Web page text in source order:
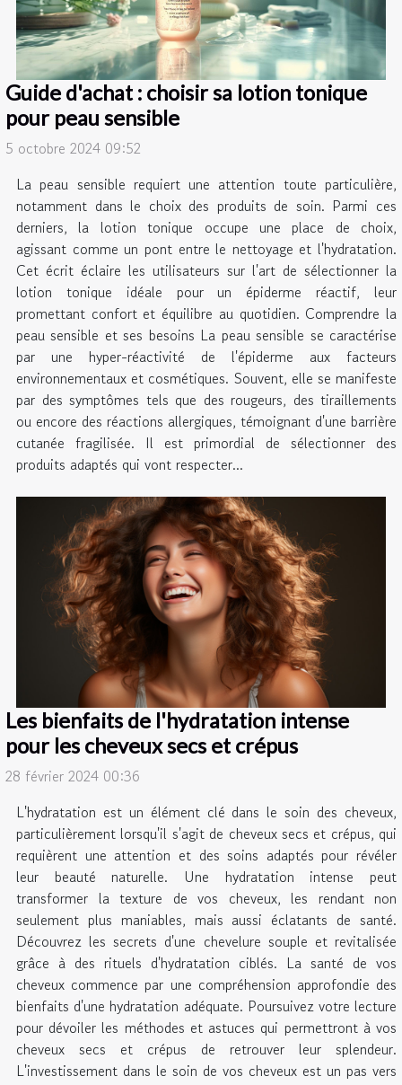
Guide d'achat : choisir sa lotion tonique
pour peau sensible
5 octobre 2024 09:52
La peau sensible requiert une attention toute particulière,
notamment dans le choix des produits de soin. Parmi ces
derniers, la lotion tonique occupe une place de choix,
agissant comme un pont entre le nettoyage et l'hydratation.
Cet écrit éclaire les utilisateurs sur l'art de sélectionner la
lotion tonique idéale pour un épiderme réactif, leur
promettant confort et équilibre au quotidien. Comprendre la
peau sensible et ses besoins La peau sensible se caractérise
par une hyper-réactivité de l'épiderme aux facteurs
environnementaux et cosmétiques. Souvent, elle se manifeste
par des symptômes tels que des rougeurs, des tiraillements
ou encore des réactions allergiques, témoignant d'une barrière
cutanée fragilisée. Il est primordial de sélectionner des
produits adaptés qui vont respecter...
Les bienfaits de l'hydratation intense
pour les cheveux secs et crépus
28 février 2024 00:36
L'hydratation est un élément clé dans le soin des cheveux,
particulièrement lorsqu'il s'agit de cheveux secs et crépus, qui
requièrent une attention et des soins adaptés pour révéler
leur beauté naturelle. Une hydratation intense peut
transformer la texture de vos cheveux, les rendant non
seulement plus maniables, mais aussi éclatants de santé.
Découvrez les secrets d'une chevelure souple et revitalisée
grâce à des rituels d'hydratation ciblés. La santé de vos
cheveux commence par une compréhension approfondie des
bienfaits d'une hydratation adéquate. Poursuivez votre lecture
pour dévoiler les méthodes et astuces qui permettront à vos
cheveux secs et crépus de retrouver leur splendeur.
L'investissement dans le soin de vos cheveux est un pas vers